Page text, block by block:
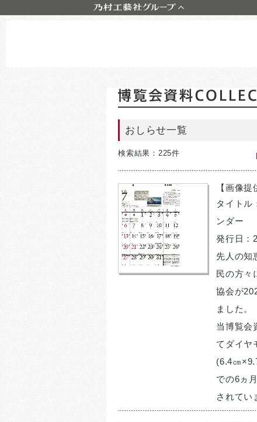
MALAYSIA SDN. BHD.
おしらせ一覧
検索結果：225件
【画像
タイトル
ンダー
発行日：
先人の知
民の方々
協会が
ました。
当博覧会
てダイヤ
(6.4㎝
での6ヵ
されてい